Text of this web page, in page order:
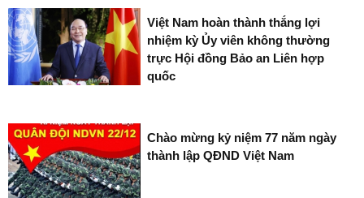
Việt Nam hoàn thành thắng lợi
nhiệm kỳ Ủy viên không thường
trực Hội đồng Bảo an Liên hợp
quốc
Chào mừng kỷ niệm 77 năm ngày
thành lập QĐND Việt Nam